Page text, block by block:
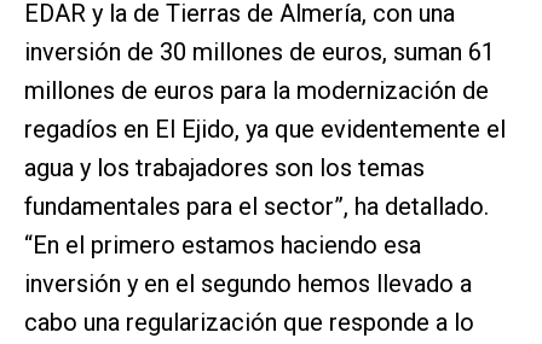
EDAR y la de Tierras de Almería, con una
inversión de 30 millones de euros, suman 61
millones de euros para la modernización de
regadíos en El Ejido, ya que evidentemente el
agua y los trabajadores son los temas
fundamentales para el sector”, ha detallado.
“En el primero estamos haciendo esa
inversión y en el segundo hemos llevado a
cabo una regularización que responde a lo